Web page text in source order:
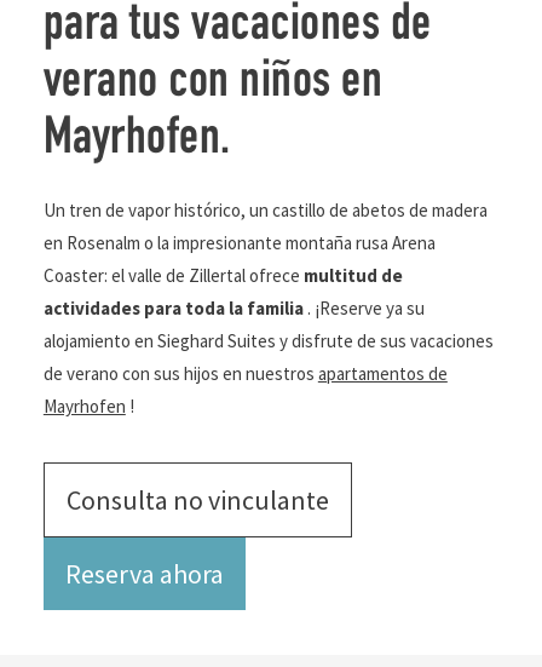
para tus vacaciones de
verano con niños en
Mayrhofen.
Un tren de vapor histórico, un castillo de abetos de madera
en Rosenalm o la impresionante montaña rusa Arena
Coaster: el valle de Zillertal ofrece multitud de
actividades para toda la familia. ¡Reserve ya su
alojamiento en Sieghard Suites y disfrute de sus vacaciones
de verano con sus hijos en nuestros apartamentos de
Mayrhofen !
Consulta no vinculante
Reserva ahora